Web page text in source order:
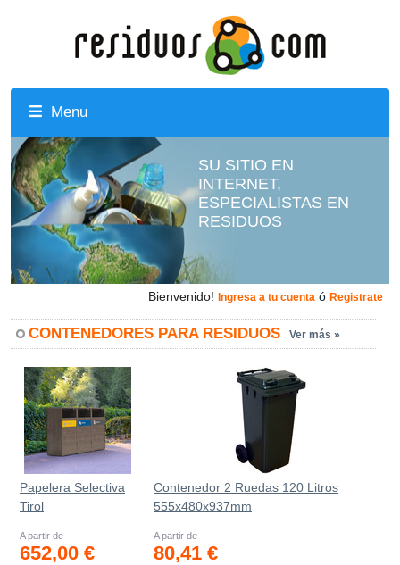
Menu
SU SITIO EN
INTERNET,
ESPECIALISTAS EN
RESIDUOS
Bienvenido! Ingresa a tu cuenta ó Registrate
CONTENEDORES PARA RESIDUOS Ver más »
Papelera Selectiva
Tirol
A partir de
652,00 €
Contenedor 2 Ruedas 120 Litros
555х480х937mm
A partir de
80,41 €